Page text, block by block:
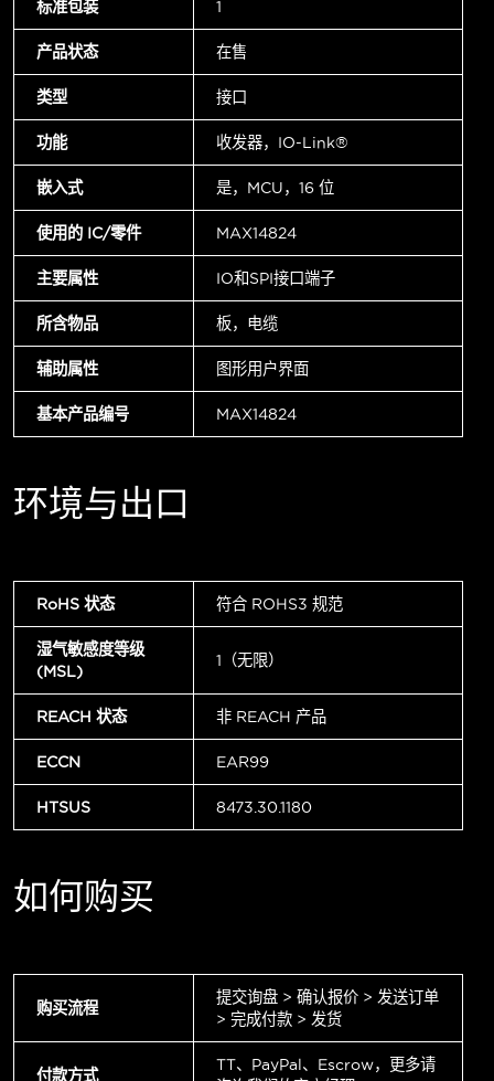
标准包装 1
产品状态 在售
类型 接口
功能 收发器，IO-Link®
嵌入式 是，MCU，16 位
使用的 IC/零件 MAX14824
主要属性 IO和SPI接口端子
所含物品 板，电缆
辅助属性 图形用户界面
基本产品编号 MAX14824
环境与出口
RoHS 状态 符合 ROHS3 规范
湿气敏感度等级
(MSL)
1（无限）
REACH 状态 非 REACH 产品
ECCN EAR99
HTSUS 8473.30.1180
如何购买
购买流程
提交询盘 > 确认报价 > 发送订单
> 完成付款 > 发货
付款方式
TT、PayPal、Escrow，更多请